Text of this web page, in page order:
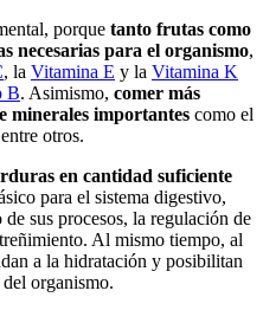
porque tanto frutas como
necesarias para el organismo,
, la Vitamina E y la Vitamina K
B. Asimismo, comer más
minerales importantes como el
otros.
en cantidad suficiente
para el sistema digestivo,
sus procesos, la regulación de
Al mismo tiempo, al
a la hidratación y posibilitan
organismo.